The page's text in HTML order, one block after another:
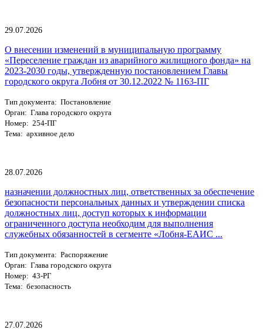
29.07.2026
О внесении изменений в муниципальную программу
«Переселение граждан из аварийного жилищного фонда» на
2023-2030 годы, утвержденную постановлением Главы
городского округа Лобня от 30.12.2022 № 1163-ПГ
Тип документа: Постановление
Орган: Глава городского округа
Номер: 254-ПГ
Тема: архивное дело
28.07.2026
назначении должностных лиц, ответственных за обеспечение
безопасности персональных данных и утверждении списка
должностных лиц, доступ которых к информации
ограниченного доступа необходим для выполнения
служебных обязанностей в сегменте «Лобня-ЕАИС ...
Тип документа: Распоряжение
Орган: Глава городского округа
Номер: 43-РГ
Тема: безопасность
27.07.2026